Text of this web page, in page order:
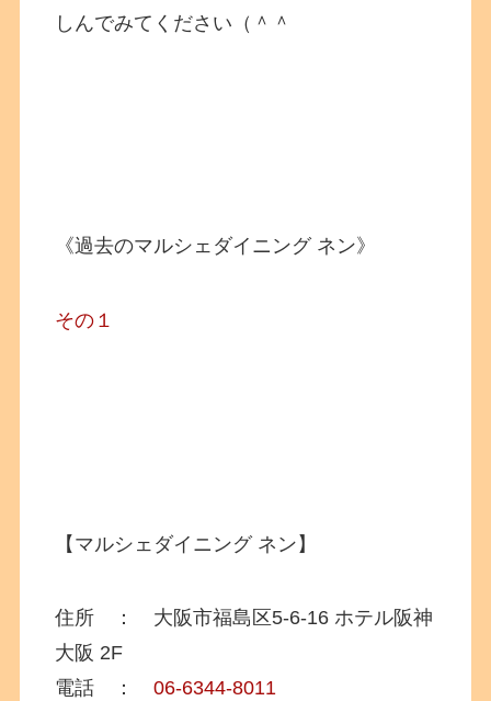
しんでみてください（＾＾
《過去のマルシェダイニング ネン》
その１
【マルシェダイニング ネン】
住所 ： 大阪市福島区5-6-16 ホテル阪神
大阪 2F
電話 ：06-6344-8011